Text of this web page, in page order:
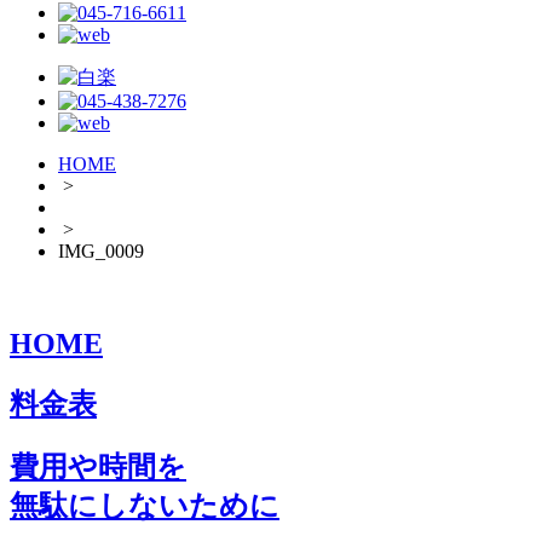
HOME
>
>
IMG_0009
HOME
料金表
費用や時間を
無駄にしないために